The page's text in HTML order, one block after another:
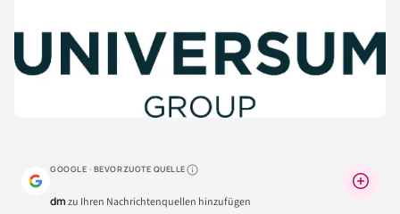
GOOGLE · BEVORZUGTE QUELLEWarum lohnt sich das?
dmzu Ihren Nachrichtenquellen hinzufügen